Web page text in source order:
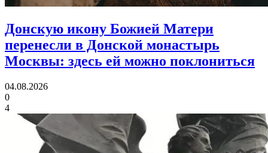
Донскую икону Божией Матери
перенесли в Донской монастырь
Москвы: здесь ей можно поклониться
04.08.2026
0
4